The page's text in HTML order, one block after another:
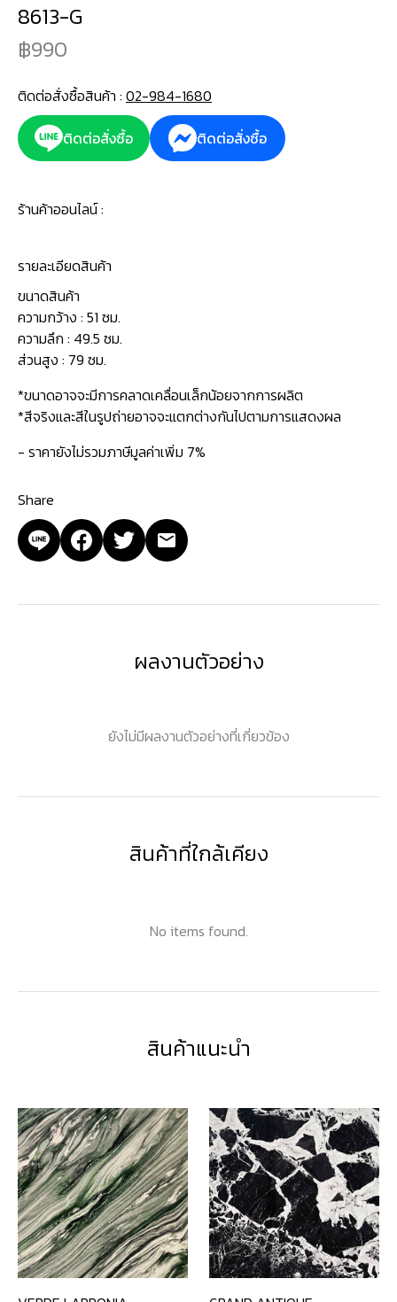
8613-G
990
ติดต่อสั่งซื้อสินค้า : 02-984-1680
ติดต่อสั่งซื้อ
ติดต่อสั่งซื้อ
ร้านค้าออนไลน์ :
รายละเอียดสินค้า
ขนาดสินค้า
ความกว้าง : 51 ซม.
ความลึก : 49.5 ซม.
ส่วนสูง : 79 ซม.
*ขนาดอาจจะมีการคลาดเคลื่อนเล็กน้อยจากการผลิต
*สีจริงและสีในรูปถ่ายอาจจะแตกต่างกันไปตามการแสดงผล
- ราคายังไม่รวมภาษีมูลค่าเพิ่ม 7%
Share
ผลงานตัวอย่าง
ยังไม่มีผลงานตัวอย่างที่เกี่ยวข้อง
สินค้าที่ใกล้เคียง
No items found.
สินค้าแนะนำ